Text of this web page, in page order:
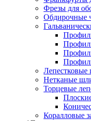
Фрезы для
Обдирочные
Лепестковые
Нетканые
Торцевые
Коралловые